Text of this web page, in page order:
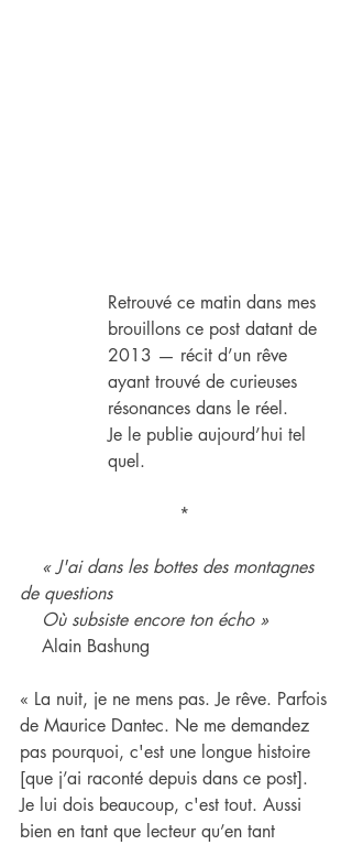
Retrouvé ce matin dans mes
brouillons ce post datant de
2013 — récit d’un rêve
ayant trouvé de curieuses
résonances dans le réel.
Je le publie aujourd’hui tel
quel.
*
« J'ai dans les bottes des montagnes
de questions
Où subsiste encore ton écho »
Alain Bashung
« La nuit, je ne mens pas. Je rêve. Parfois
de Maurice Dantec. Ne me demandez
pas pourquoi, c'est une longue histoire
[que j’ai raconté depuis dans ce post].
Je lui dois beaucoup, c'est tout. Aussi
bien en tant que lecteur qu’en tant